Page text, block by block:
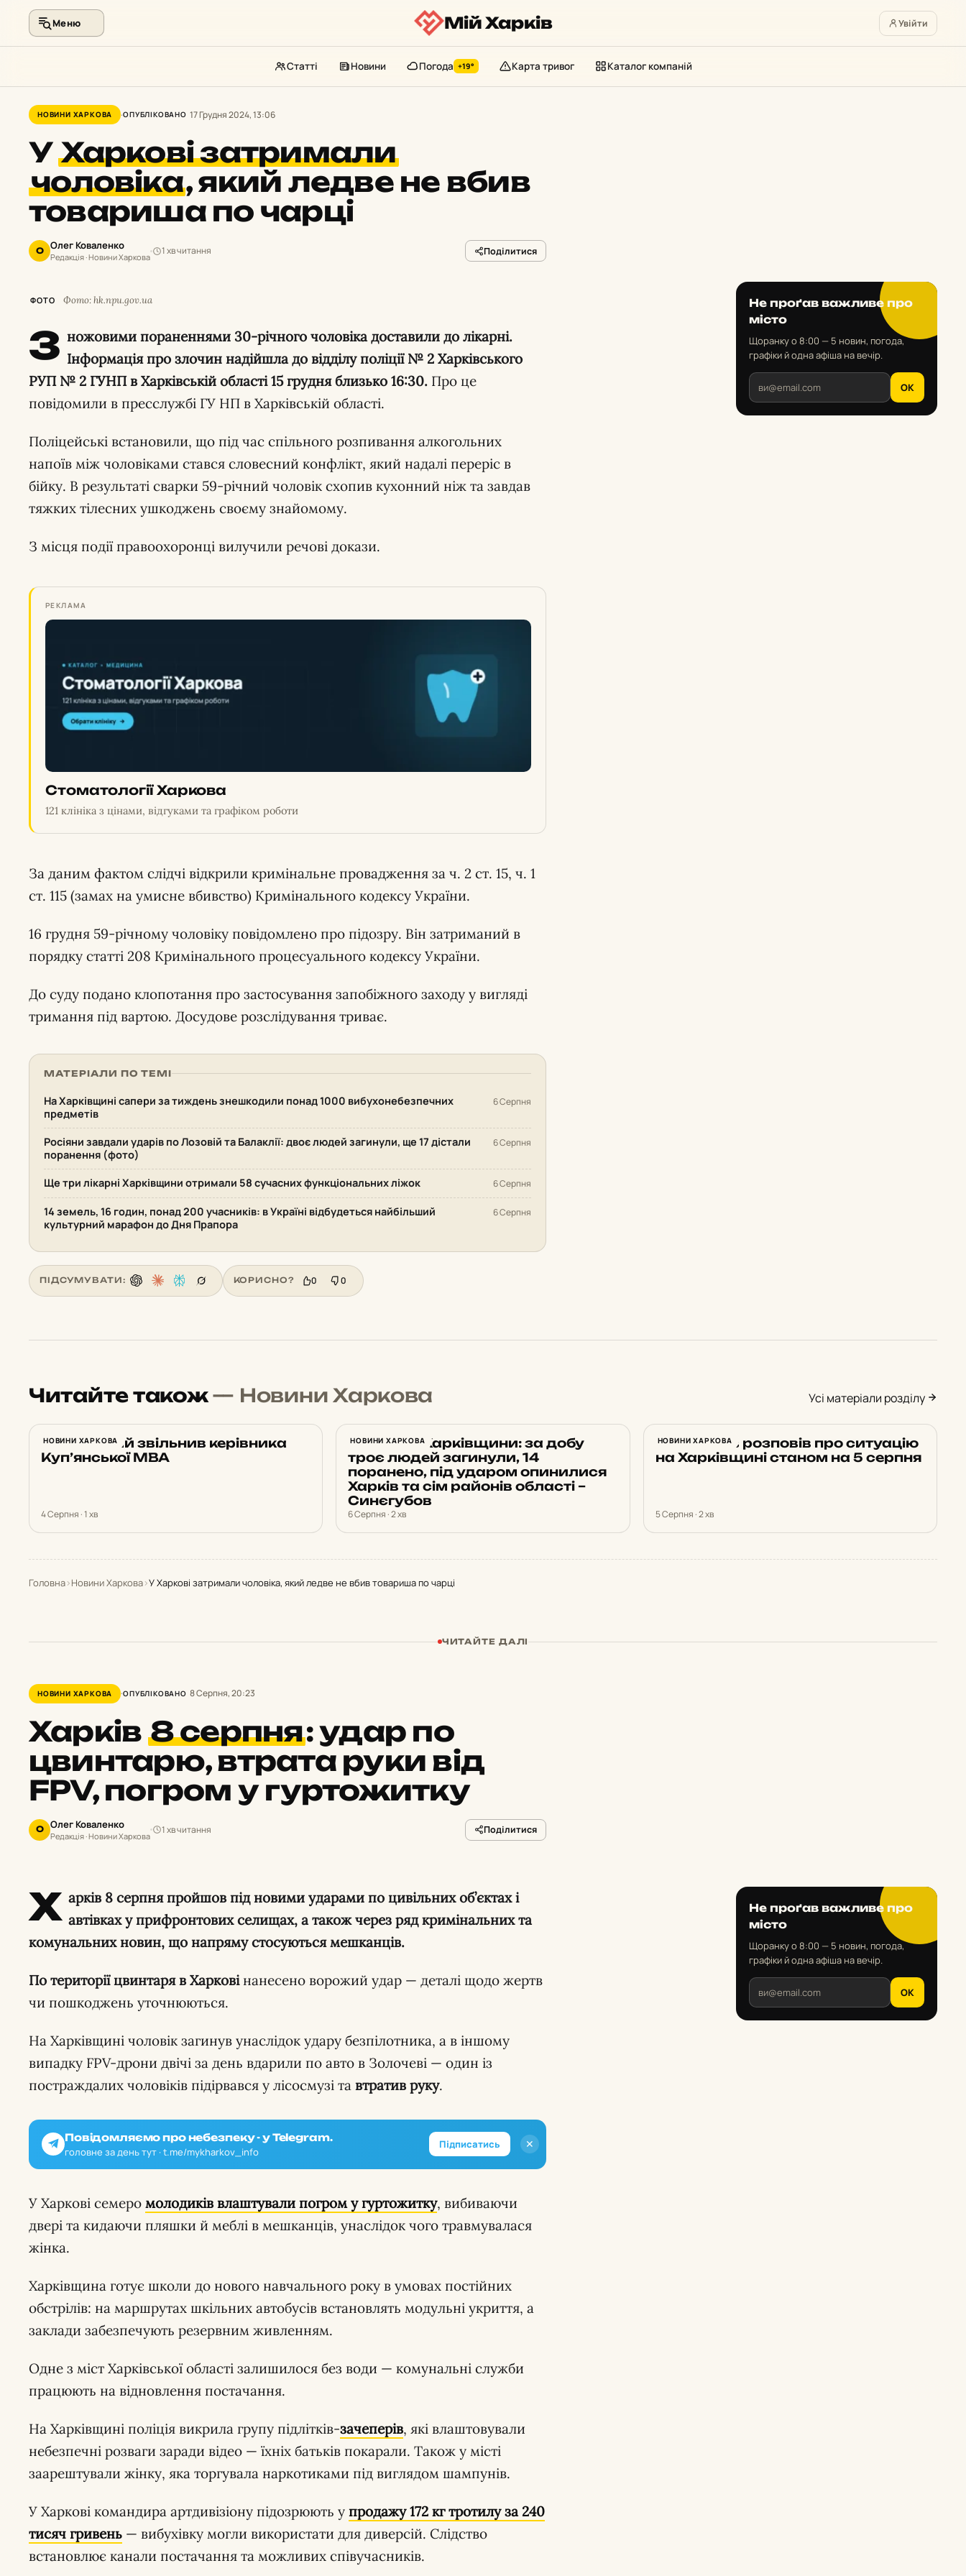
контенту
Меню Мій Харків Увійти
Статті Новини Погода +19° Карта тривог Каталог компаній
НОВИНИ ХАРКОВА ОПУБЛІКОВАНО 17 Грудня 2024, 13:06
УХаркові затримали
чоловіка,який ледве не вбив
товариша по чарці
О Олег Коваленко
Редакція · Новини Харкова
1 хв читання Поділитися
ФОТО Фото: hk.npu.gov.ua
З ножовими пораненнями 30-річного чоловіка доставили до лікарні.
Інформація про злочин надійшла до відділу поліції № 2 Харківського
РУП № 2 ГУНП в Харківській області 15 грудня близько 16:30. Про це
повідомили в пресслужбі ГУ НП в Харківській області.
Поліцейські встановили, що під час спільного розпивання алкогольних
напоїв між чоловіками стався словесний конфлікт, який надалі переріс в
бійку. В результаті сварки 59-річний чоловік схопив кухонний ніж та завдав
тяжких тілесних ушкоджень своєму знайомому.
З місця події правоохоронці вилучили речові докази.
РЕКЛАМА
Стоматології Харкова
121 клініка з цінами, відгуками та графіком роботи
За даним фактом слідчі відкрили кримінальне провадження за ч. 2 ст. 15, ч. 1
ст. 115 (замах на умисне вбивство) Кримінального кодексу України.
16 грудня 59-річному чоловіку повідомлено про підозру. Він затриманий в
порядку статті 208 Кримінального процесуального кодексу України.
До суду подано клопотання про застосування запобіжного заходу у вигляді
тримання під вартою. Досудове розслідування триває.
МАТЕРІАЛИ ПО ТЕМІ
На Харківщині сапери за тиждень знешкодили понад 1000 вибухонебезпечних
предметів
6 Серпня
Росіяни завдали ударів по Лозовій та Балаклії: двоє людей загинули, ще 17 дістали
поранення (фото)
6 Серпня
Ще три лікарні Харківщини отримали 58 сучасних функціональних ліжок 6 Серпня
14 земель, 16 годин, понад 200 учасників: в Україні відбудеться найбільший
культурний марафон до Дня Прапора
6 Серпня
ПІДСУМУВАТИ: КОРИСНО? 0 0
Не проґав важливе про
місто
Щоранку о 8:00 — 5 новин, погода,
графіки й одна афіша на вечір.
OK
Читайте також— Новини Харкова Усі матеріали розділу
НОВИНИ ХАРКОВА
Зеленський звільнив керівника
Куп’янської МВА
4 Серпня · 1 хв
НОВИНИ ХАРКОВА
Обстріли Харківщини: за добу
троє людей загинули, 14
поранено, під ударом опинилися
Харків та сім районів області –
Синєгубов
6 Серпня · 2 хв
НОВИНИ ХАРКОВА
Синєгубов розповів про ситуацію
на Харківщині станом на 5 серпня
5 Серпня · 2 хв
Головна›Новини Харкова›У Харкові затримали чоловіка, який ледве не вбив товариша по чарці
ЧИТАЙТЕ ДАЛІ
НОВИНИ ХАРКОВА ОПУБЛІКОВАНО 8 Серпня, 20:23
Харків 8 серпня:удар по
цвинтарю, втрата руки від
FPV, погром у гуртожитку
О Олег Коваленко
Редакція · Новини Харкова
1 хв читання Поділитися
Х арків 8 серпня пройшов під новими ударами по цивільних об’єктах і
автівках у прифронтових селищах, а також через ряд кримінальних та
комунальних новин, що напряму стосуються мешканців.
По території цвинтаря в Харковінанесено ворожий удар — деталі щодо жертв
чи пошкоджень уточнюються.
На Харківщині чоловік загинув унаслідок удару безпілотника, а в іншому
випадку FPV-дрони двічі за день вдарили по авто в Золочеві — один із
постраждалих чоловіків підірвався у лісосмузі та втратив руку.
✕
Повідомляємо про небезпеку - у Telegram.
головне за день тут · t.me/mykharkov_info
Підписатись
У Харкові семеро молодиків влаштували погрому гуртожитку, вибиваючи
двері та кидаючи пляшки й меблі в мешканців, унаслідок чого травмувалася
жінка.
Харківщина готує школи до нового навчального року в умовах постійних
обстрілів: на маршрутах шкільних автобусів встановлять модульні укриття, а
заклади забезпечують резервним живленням.
Одне з міст Харківської області залишилося без води — комунальні служби
працюють на відновлення постачання.
На Харківщині поліція викрила групу підлітків-зачеперів, які влаштовували
небезпечні розваги заради відео — їхніх батьків покарали. Також у місті
заарештували жінку, яка торгувала наркотиками під виглядом шампунів.
У Харкові командира артдивізіону підозрюють у продажу 172 кг тротилу за 240
тисяч гривень — вибухівку могли використати для диверсій. Слідство
встановлює канали постачання та можливих співучасників.
Не проґав важливе про
місто
Щоранку о 8:00 — 5 новин, погода,
графіки й одна афіша на вечір.
OK